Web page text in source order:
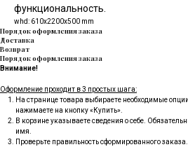
функциональность.
whd: 610x2200x500 mm
Порядок оформления заказа
Доставка
Возврат
Порядок оформления заказа
Внимание!
Оформление проходит в 3 простых шага:
На странице товара выбираете необходимые
нажимаете на кнопку «Купить».
В корзине указываете сведения о себе.
имя.
Проверьте правильность сформированного